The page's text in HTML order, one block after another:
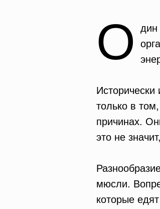
О
дин
только в
причинах.
это не
мюсли.
которые